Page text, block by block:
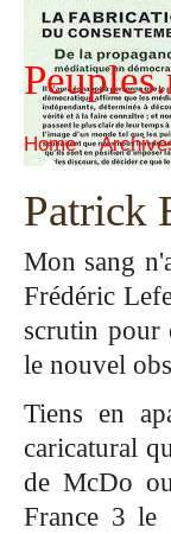
Home
Patrick
Mon sang
Frédéric
scrutin pour
le nouvel
Tiens en
caricatural
de McDo
France 3 le